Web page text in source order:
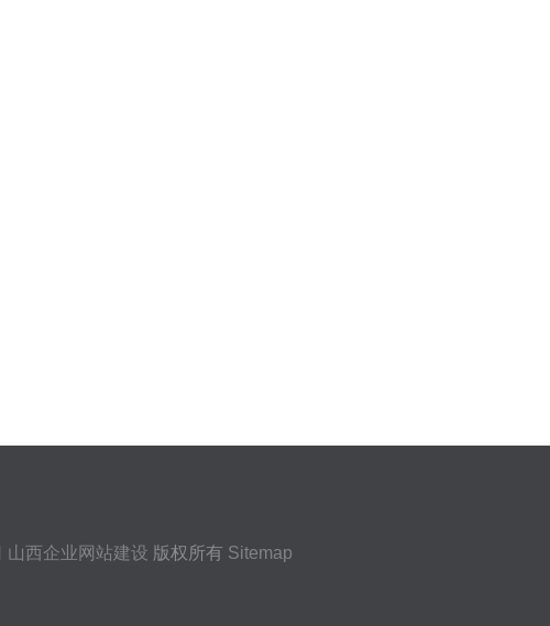
山西企业网站建设 版权所有 Sitemap